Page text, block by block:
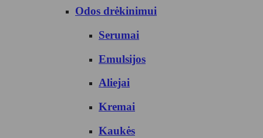
Odos drėkinimui
Serumai
Emulsijos
Aliejai
Kremai
Kaukės